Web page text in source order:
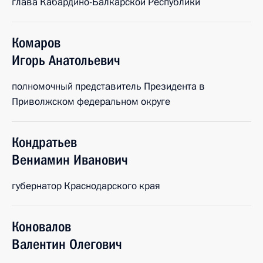
Комаров
Игорь Анатольевич
полномочный представитель Президента в
Приволжском федеральном округе
Кондратьев
Вениамин Иванович
губернатор Краснодарского края
Коновалов
Валентин Олегович